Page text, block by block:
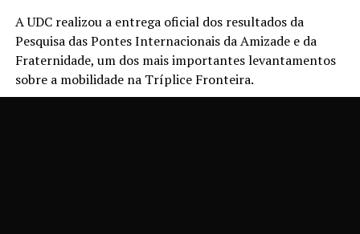
A UDC realizou a entrega oficial dos resultados da
Pesquisa das Pontes Internacionais da Amizade e da
Fraternidade, um dos mais importantes levantamentos
sobre a mobilidade na Tríplice Fronteira.